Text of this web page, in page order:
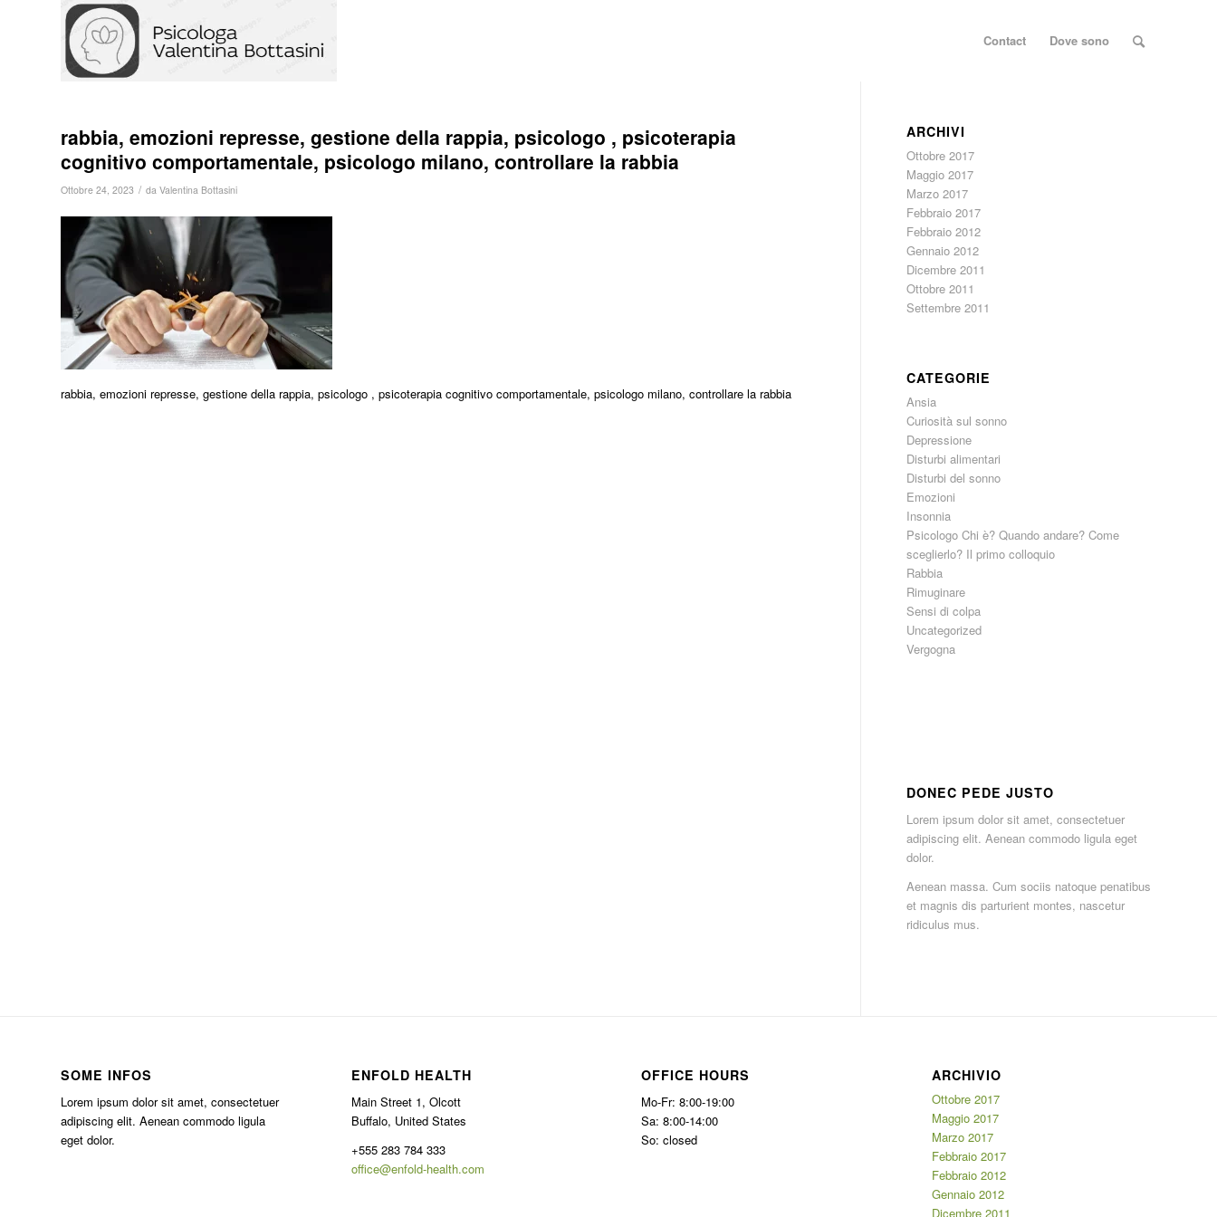
Contact Dove sono
rabbia, emozioni represse, gestione della rappia, psicologo , psicoterapia
cognitivo comportamentale, psicologo milano, controllare la rabbia
Ottobre 24, 2023 / da Valentina Bottasini
rabbia, emozioni represse, gestione della rappia, psicologo , psicoterapia cognitivo comportamentale, psicologo milano, controllare la rabbia
ARCHIVI
Ottobre 2017
Maggio 2017
Marzo 2017
Febbraio 2017
Febbraio 2012
Gennaio 2012
Dicembre 2011
Ottobre 2011
Settembre 2011
CATEGORIE
Ansia
Curiosità sul sonno
Depressione
Disturbi alimentari
Disturbi del sonno
Emozioni
Insonnia
Psicologo Chi è? Quando andare? Come
sceglierlo? Il primo colloquio
Rabbia
Rimuginare
Sensi di colpa
Uncategorized
Vergogna
DONEC PEDE JUSTO
Lorem ipsum dolor sit amet, consectetuer
adipiscing elit. Aenean commodo ligula eget
dolor.
Aenean massa. Cum sociis natoque penatibus
et magnis dis parturient montes, nascetur
ridiculus mus.
SOME INFOS
Lorem ipsum dolor sit amet, consectetuer
adipiscing elit. Aenean commodo ligula
eget dolor.
ENFOLD HEALTH
Main Street 1, Olcott
Buffalo, United States
+555 283 784 333
office@enfold-health.com
OFFICE HOURS
Mo-Fr: 8:00-19:00
Sa: 8:00-14:00
So: closed
ARCHIVIO
Ottobre 2017
Maggio 2017
Marzo 2017
Febbraio 2017
Febbraio 2012
Gennaio 2012
Dicembre 2011